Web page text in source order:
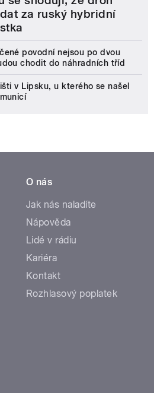
za ruský hybridní
povodní nejsou po dvou
chodit do náhradních tříd
v Lipsku, u kterého se našel
O nás
Jak nás naladíte
Nápověda
Lidé v rádiu
Kariéra
Kontakt
Rozhlasový poplatek